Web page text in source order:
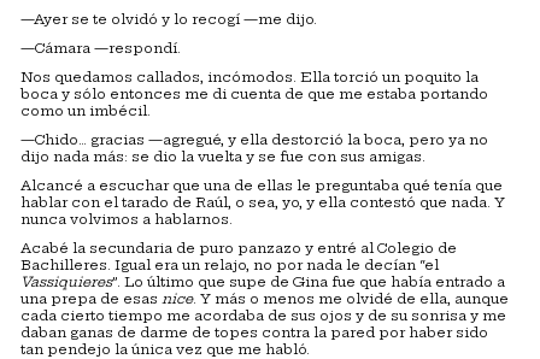
—Ayer se te olvidó y lo recogí —me dijo.
—Cámara —respondí.
Nos quedamos callados, incómodos. Ella torció un poquito la
boca y sólo entonces me di cuenta de que me estaba portando
como un imbécil.
—Chido… gracias —agregué, y ella destorció la boca, pero ya no
dijo nada más: se dio la vuelta y se fue con sus amigas.
Alcancé a escuchar que una de ellas le preguntaba qué tenía que
hablar con el tarado de Raúl, o sea, yo, y ella contestó que nada. Y
nunca volvimos a hablarnos.
Acabé la secundaria de puro panzazo y entré al Colegio de
Bachilleres. Igual era un relajo, no por nada le decían “el
Vassiquieres”. Lo último que supe de Gina fue que había entrado a
una prepa de esas nice. Y más o menos me olvidé de ella, aunque
cada cierto tiempo me acordaba de sus ojos y de su sonrisa y me
daban ganas de darme de topes contra la pared por haber sido
tan pendejo la única vez que me habló.